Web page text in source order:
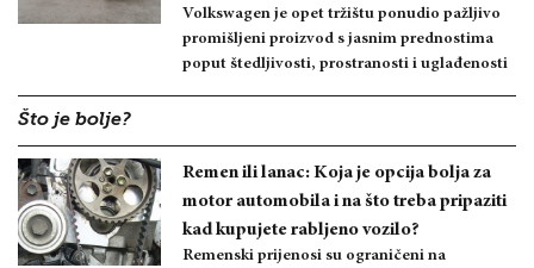
Volkswagen je opet tržištu ponudio pažljivo
promišljeni proizvod s jasnim prednostima
poput štedljivosti, prostranosti i uglađenosti
Što je bolje?
Remen ili lanac: Koja je opcija bolja za
motor automobila i na što treba pripaziti
kad kupujete rabljeno vozilo?
Remenski prijenosi su ograničeni na